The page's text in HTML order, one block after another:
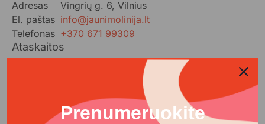
Ataskaitos
Pokalbiai_ant_bedugnes_krasto_tarpine_ataskaita-II.pdf
Adresas
Vingrių g. 6, Vilnius
El. paštas info@jaunimolinija.lt
Telefonas +370 671 99309
Prenumeruokite